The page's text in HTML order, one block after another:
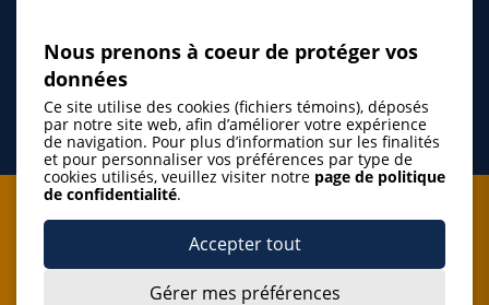
Je m'abonne à l'infolettre
Nous prenons à coeur de protéger vos
données
Ce site utilise des cookies (fichiers témoins), déposés
par notre site web, afin d’améliorer votre expérience
de navigation. Pour plus d’information sur les finalités
et pour personnaliser vos préférences par type de
cookies utilisés, veuillez visiter notre page de politique
de confidentialité.
Accepter tout
Gérer mes préférences